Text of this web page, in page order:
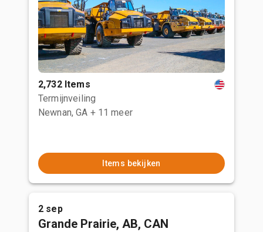
2,732 Items
Termijnveiling
Newnan, GA + 11 meer
Items bekijken
2 sep
Grande Prairie, AB, CAN